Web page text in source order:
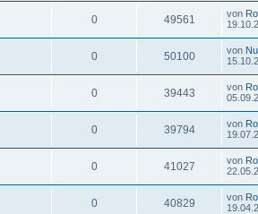
0 49561 von
0 50100 von
0 39443 von
0 39794 von
0 41027 von
0 40829 von